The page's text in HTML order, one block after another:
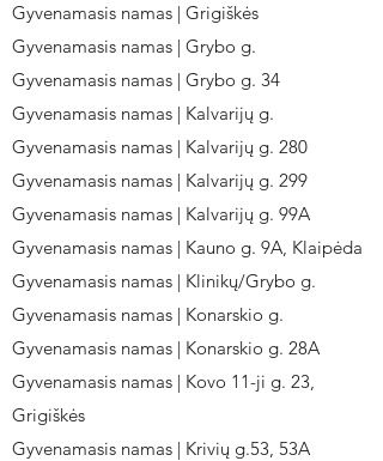
Gyvenamasis namas | Grigiškės
Gyvenamasis namas | Grybo g.
Gyvenamasis namas | Grybo g. 34
Gyvenamasis namas | Kalvarijų g.
Gyvenamasis namas | Kalvarijų g. 280
Gyvenamasis namas | Kalvarijų g. 299
Gyvenamasis namas | Kalvarijų g. 99A
Gyvenamasis namas | Kauno g. 9A, Klaipėda
Gyvenamasis namas | Klinikų/Grybo g.
Gyvenamasis namas | Konarskio g.
Gyvenamasis namas | Konarskio g. 28A
Gyvenamasis namas | Kovo 11-ji g. 23,
Grigiškės
Gyvenamasis namas | Krivių g.53, 53A